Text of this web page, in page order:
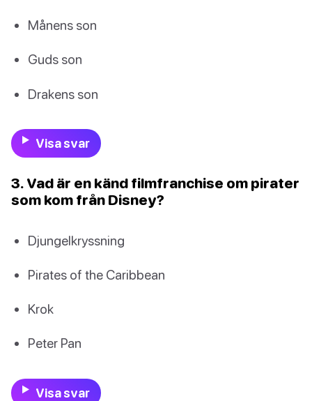
Månens son
Guds son
Drakens son
Visa svar
3. Vad är en känd filmfranchise om pirater
som kom från Disney?
Djungelkryssning
Pirates of the Caribbean
Krok
Peter Pan
Visa svar